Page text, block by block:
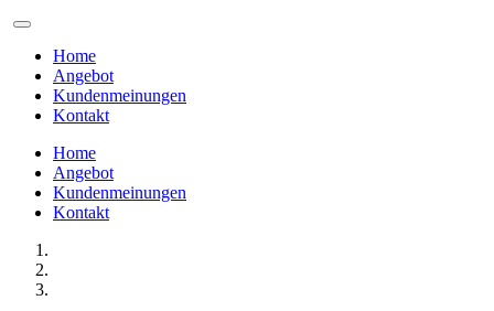
Home
Angebot
Kundenmeinungen
Kontakt
Home
Angebot
Kundenmeinungen
Kontakt